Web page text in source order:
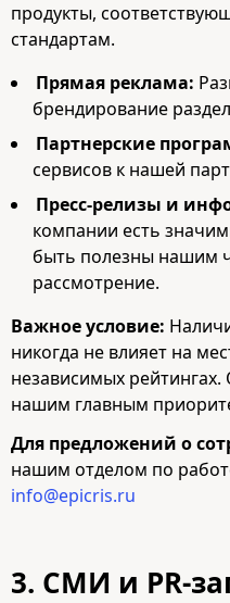
продукты,
стандартам.
Прямая реклама:
брендирование
Партнерские
сервисов к нашей
Пресс-релизы и
компании есть
быть полезны нашим
рассмотрение.
Важное условие:
никогда не влияет на
независимых рейтингах.
нашим главным
Для предложений о
нашим отделом по
info@epicris.ru
3. СМИ и PR-